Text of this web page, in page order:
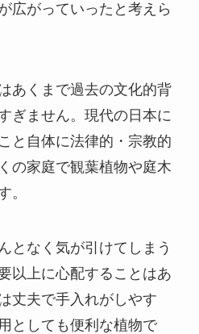
広がっていったと考えら
あくまで過去の文化的背
ぎません。現代の日本に
と自体に法律的・宗教的
の家庭で観葉植物や庭木
。
となく気が引けてしまう
以上に心配することはあ
丈夫で手入れがしやす
としても便利な植物で